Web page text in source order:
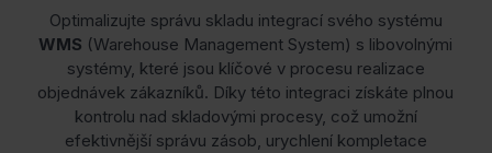
Optimalizujte správu skladu integrací svého systému
WMS (Warehouse Management System) s libovolnými
systémy, které jsou klíčové v procesu realizace
objednávek zákazníků. Díky této integraci získáte plnou
kontrolu nad skladovými procesy, což umožní
efektivnější správu zásob, urychlení kompletace